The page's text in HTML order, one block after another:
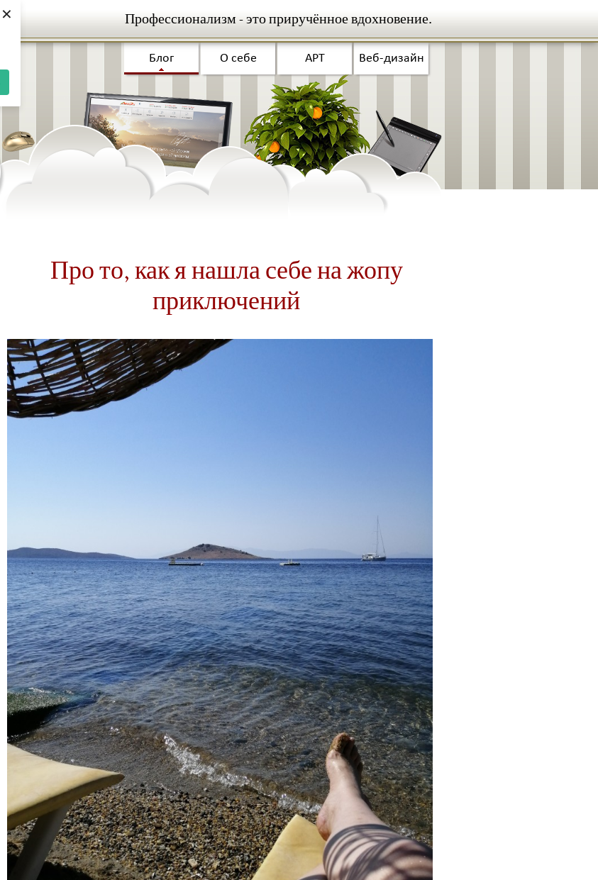
× Профессионализм - это приручённое вдохновение.
Блог О себе АРТ Веб-дизайн
Про то, как я нашла себе на жопу
приключений